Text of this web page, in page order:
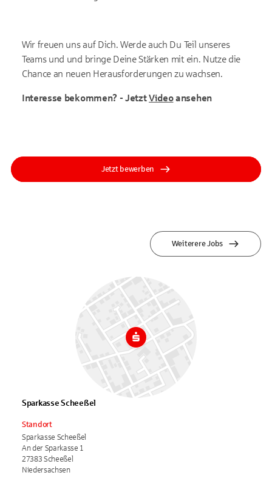
Wir freuen uns auf Dich. Werde auch Du Teil unseres
Teams und und bringe Deine Stärken mit ein. Nutze die
Chance an neuen Herausforderungen zu wachsen.
Interesse bekommen? - JetztVideoansehen
Jetzt bewerben
Weiterere Jobs
Sparkasse Scheeßel
Standort
Sparkasse Scheeßel
An der Sparkasse 1
27383 Scheeßel
Niedersachsen